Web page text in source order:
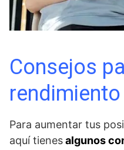
Consejos
rendimiento
Para aumentar tus
aquí tienesalgunos